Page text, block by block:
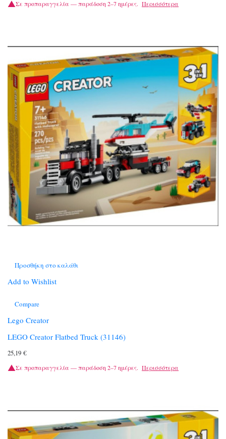
Σε προπαραγγελία — παράδοση 2–7 ημέρες. Περισσότερα
Προσθήκη στο καλάθι
Add to Wishlist
Compare
Lego Creator
LEGO Creator Flatbed Truck (31146)
25,19 €
Σε προπαραγγελία — παράδοση 2–7 ημέρες. Περισσότερα